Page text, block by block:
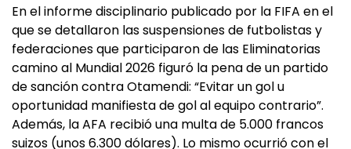
En el informe disciplinario publicado por la FIFA en el
que se detallaron las suspensiones de futbolistas y
federaciones que participaron de las Eliminatorias
camino al Mundial 2026 figuró la pena de un partido
de sanción contra Otamendi: “Evitar un gol u
oportunidad manifiesta de gol al equipo contrario”.
Además, la AFA recibió una multa de 5.000 francos
suizos (unos 6.300 dólares). Lo mismo ocurrió con el